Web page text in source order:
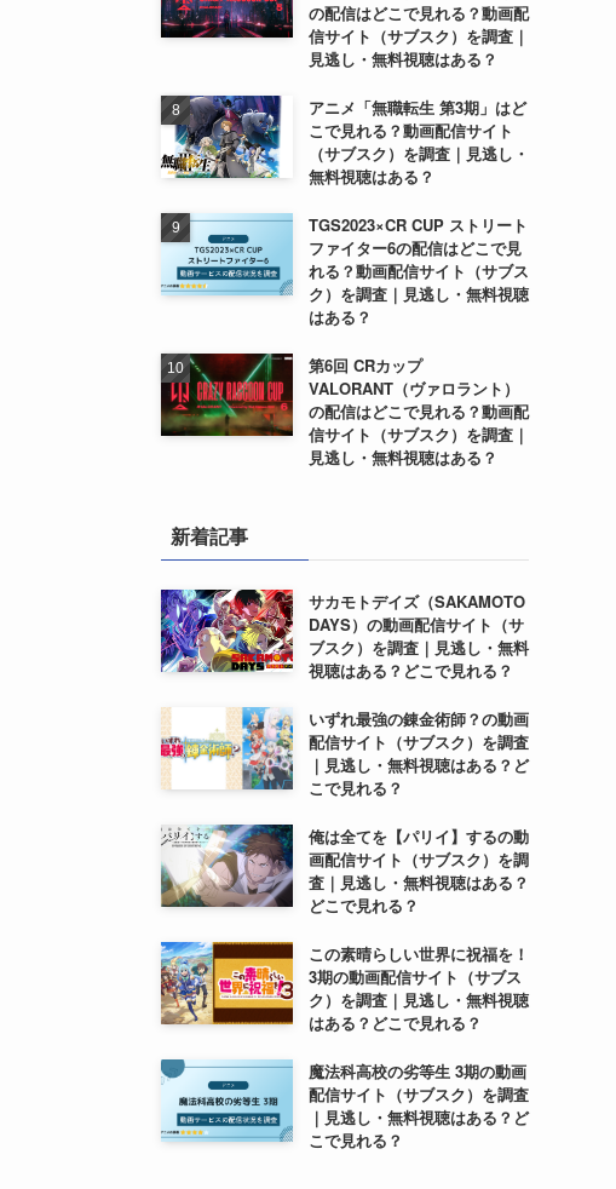
の配信はどこで見れる？動画配
信サイト（サブスク）を調査｜
見逃し・無料視聴はある？
アニメ「無職転生 第3期」はど
こで見れる？動画配信サイト
（サブスク）を調査｜見逃し・
無料視聴はある？
TGS2023×CR CUP ストリート
ファイター6の配信はどこで見
れる？動画配信サイト（サブス
ク）を調査｜見逃し・無料視聴
はある？
第6回 CRカップ
VALORANT（ヴァロラント）
の配信はどこで見れる？動画配
信サイト（サブスク）を調査｜
見逃し・無料視聴はある？
新着記事
サカモトデイズ（SAKAMOTO
DAYS）の動画配信サイト（サ
ブスク）を調査｜見逃し・無料
視聴はある？どこで見れる？
いずれ最強の錬金術師？の動画
配信サイト（サブスク）を調査
｜見逃し・無料視聴はある？ど
こで見れる？
俺は全てを【パリイ】するの動
画配信サイト（サブスク）を調
査｜見逃し・無料視聴はある？
どこで見れる？
この素晴らしい世界に祝福を！
3期の動画配信サイト（サブス
ク）を調査｜見逃し・無料視聴
はある？どこで見れる？
魔法科高校の劣等生 3期の動画
配信サイト（サブスク）を調査
｜見逃し・無料視聴はある？ど
こで見れる？